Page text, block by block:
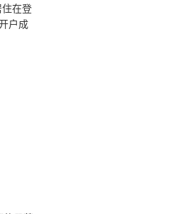
在登
户成